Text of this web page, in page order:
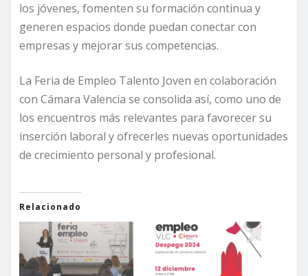
los jóvenes, fomenten su formación continua y
generen espacios donde puedan conectar con
empresas y mejorar sus competencias.
La Feria de Empleo Talento Joven en colaboración
con Cámara Valencia se consolida así, como uno de
los encuentros más relevantes para favorecer su
inserción laboral y ofrecerles nuevas oportunidades
de crecimiento personal y profesional.
Relacionado